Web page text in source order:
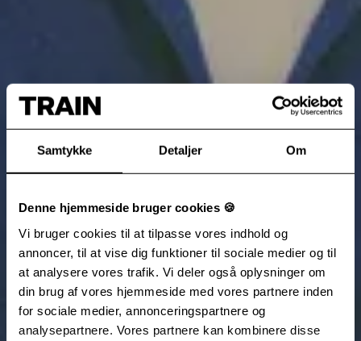
Samtykke Detaljer Om
Denne hjemmeside bruger cookies 🍪
Vi bruger cookies til at tilpasse vores indhold og
annoncer, til at vise dig funktioner til sociale medier og til
at analysere vores trafik. Vi deler også oplysninger om
din brug af vores hjemmeside med vores partnere inden
for sociale medier, annonceringspartnere og
analysepartnere. Vores partnere kan kombinere disse